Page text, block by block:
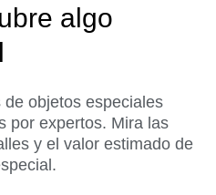
algo
de objetos especiales
por expertos. Mira las
y el valor estimado de